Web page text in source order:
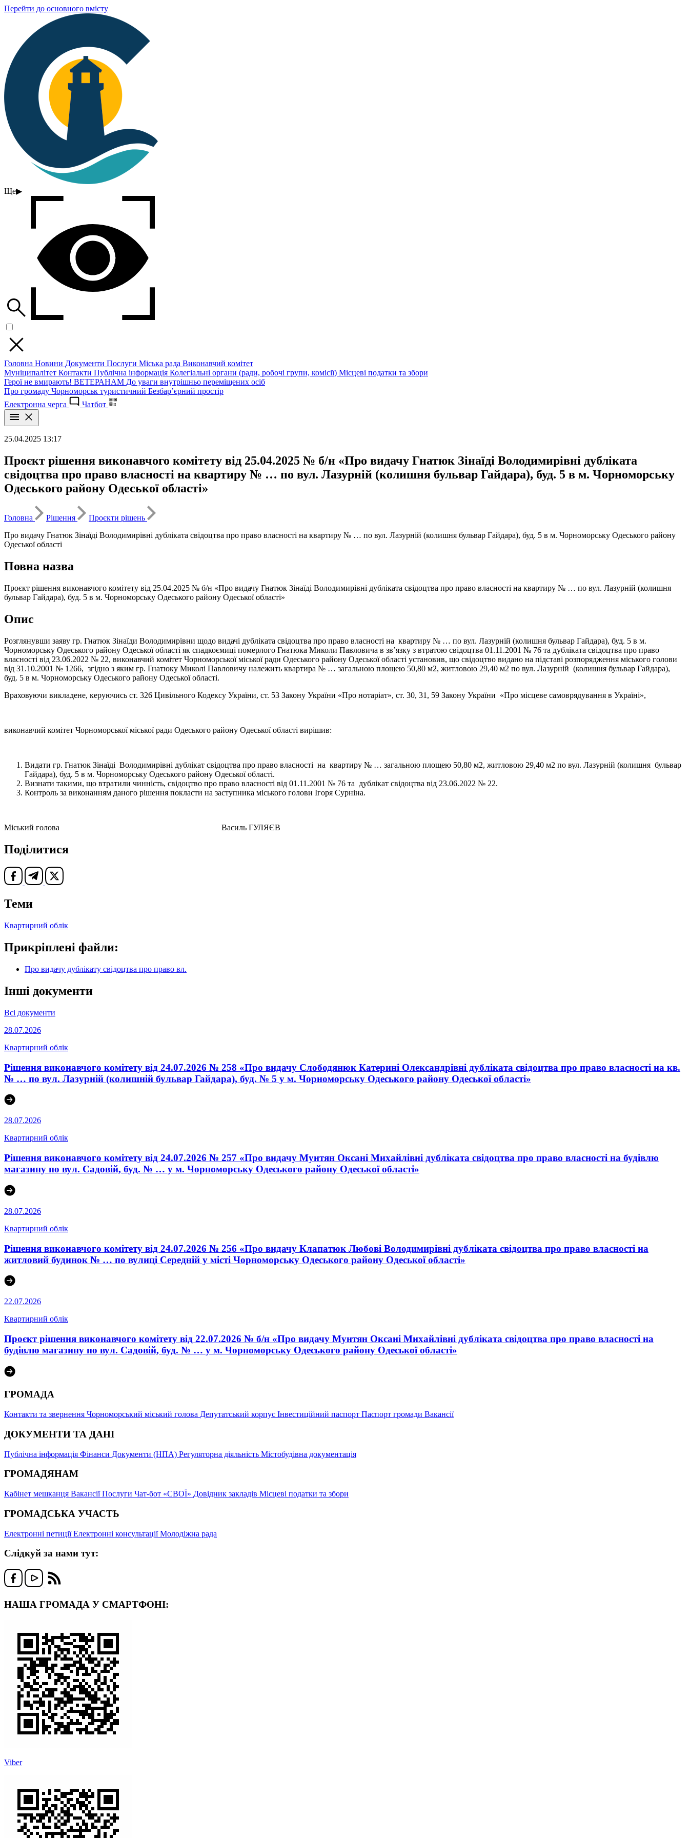
Перейти до основного вмісту
Ще▶
Головна Новини Документи Послуги Міська рада Виконавчий комітет
Муніципалітет Контакти Публічна інформація Колегіальні органи (ради, робочі групи, комісії) Місцеві податки та збори
Герої не вмирають! ВЕТЕРАНАМ До уваги внутрішньо переміщених осіб
Про громаду Чорноморськ туристичний Безбар’єрний простір
Електронна черга
Чатбот
25.04.2025 13:17
Проєкт рішення виконавчого комітету від 25.04.2025 № б/н «Про видачу Гнатюк Зінаїді Володимирівні дубліката
свідоцтва про право власності на квартиру № … по вул. Лазурній (колишня бульвар Гайдара), буд. 5 в м. Чорноморську
Одеського району Одеської області»
Головна Рішення
Проєкти рішень
Про видачу Гнатюк Зінаїді Володимирівні дубліката свідоцтва про право власності на квартиру № … по вул. Лазурній (колишня бульвар Гайдара), буд. 5 в м. Чорноморську Одеського району
Одеської області
Повна назва
Проєкт рішення виконавчого комітету від 25.04.2025 № б/н «Про видачу Гнатюк Зінаїді Володимирівні дубліката свідоцтва про право власності на квартиру № … по вул. Лазурній (колишня
бульвар Гайдара), буд. 5 в м. Чорноморську Одеського району Одеської області»
Опис
Розглянувши заяву гр. Гнатюк Зінаїди Володимирівни щодо видачі дубліката свідоцтва про право власності на квартиру № … по вул. Лазурній (колишня бульвар Гайдара), буд. 5 в м.
Чорноморську Одеського району Одеської області як спадкоємиці померлого Гнатюка Миколи Павловича в зв’язку з втратою свідоцтва 01.11.2001 № 76 та дубліката свідоцтва про право
власності від 23.06.2022 № 22, виконавчий комітет Чорноморської міської ради Одеського району Одеської області установив, що свідоцтво видано на підставі розпорядження міського голови
від 31.10.2001 № 1266, згідно з яким гр. Гнатюку Миколі Павловичу належить квартира № … загальною площею 50,80 м2, житловою 29,40 м2 по вул. Лазурній (колишня бульвар Гайдара),
буд. 5 в м. Чорноморську Одеського району Одеської області.
Враховуючи викладене, керуючись ст. 326 Цивільного Кодексу України, ст. 53 Закону України «Про нотаріат», ст. 30, 31, 59 Закону України «Про місцеве самоврядування в Україні»,
виконавчий комітет Чорноморської міської ради Одеського району Одеської області вирішив:
Видати гр. Гнатюк Зінаїді Володимирівні дублікат свідоцтва про право власності на квартиру № … загальною площею 50,80 м2, житловою 29,40 м2 по вул. Лазурній (колишня бульвар
Гайдара), буд. 5 в м. Чорноморську Одеського району Одеської області.
Визнати такими, що втратили чинність, свідоцтво про право власності від 01.11.2001 № 76 та дублікат свідоцтва від 23.06.2022 № 22.
Контроль за виконанням даного рішення покласти на заступника міського голови Ігоря Сурніна.
Міський голова Василь ГУЛЯЄВ
Поділитися
Теми
Квартирний облік
Прикріплені файли:
Про видачу дублікату свідоцтва про право вл.
Інші документи
Всі документи
28.07.2026
Квартирний облік
Рішення виконавчого комітету від 24.07.2026 № 258 «Про видачу Слободянюк Катерині Олександрівні дубліката свідоцтва про право власності на кв.
№ … по вул. Лазурній (колишній бульвар Гайдара), буд. № 5 у м. Чорноморську Одеського району Одеської області»
28.07.2026
Квартирний облік
Рішення виконавчого комітету від 24.07.2026 № 257 «Про видачу Мунтян Оксані Михайлівні дубліката свідоцтва про право власності на будівлю
магазину по вул. Садовій, буд. № … у м. Чорноморську Одеського району Одеської області»
28.07.2026
Квартирний облік
Рішення виконавчого комітету від 24.07.2026 № 256 «Про видачу Клапатюк Любові Володимирівні дубліката свідоцтва про право власності на
житловий будинок № … по вулиці Середній у місті Чорноморську Одеського району Одеської області»
22.07.2026
Квартирний облік
Проєкт рішення виконавчого комітету від 22.07.2026 № б/н «Про видачу Мунтян Оксані Михайлівні дубліката свідоцтва про право власності на
будівлю магазину по вул. Садовій, буд. № … у м. Чорноморську Одеського району Одеської області»
ГРОМАДА
Контакти та звернення Чорноморський міський голова Депутатський корпус Інвестиційний паспорт Паспорт громади Вакансії
ДОКУМЕНТИ ТА ДАНІ
Публічна інформація Фінанси Документи (НПА) Регуляторна діяльність Містобудівна документація
ГРОМАДЯНАМ
Кабінет мешканця ВакансіїПослуги Чат-бот «СВОЇ» Довідник закладів Місцеві податки та збори
ГРОМАДСЬКА УЧАСТЬ
Електронні петиціїЕлектронні консультаціїМолодіжна рада
Слідкуй за нами тут:
НАША ГРОМАДА У СМАРТФОНІ:
Viber